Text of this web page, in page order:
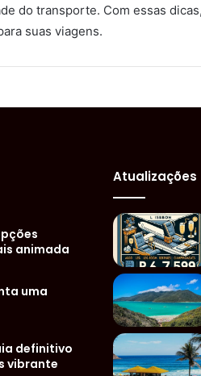
do transporte. Com essas
suas viagens.
animada
uma
definitivo
vibrante
Atualizações